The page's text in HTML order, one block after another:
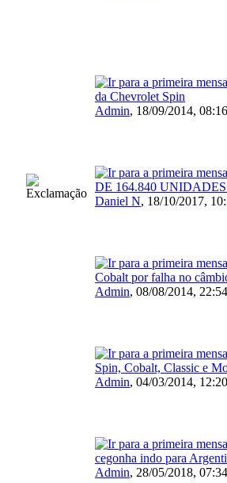
da Chevrolet Spin
Admin, 18/09/2014, 08:16
DE 164.840
Daniel N, 18/10/2017,
Cobalt por falha no
Admin, 08/08/2014, 22:54
Spin, Cobalt, Classic e
Admin, 04/03/2014, 12:20
cegonha indo para
Admin, 28/05/2018, 07:34